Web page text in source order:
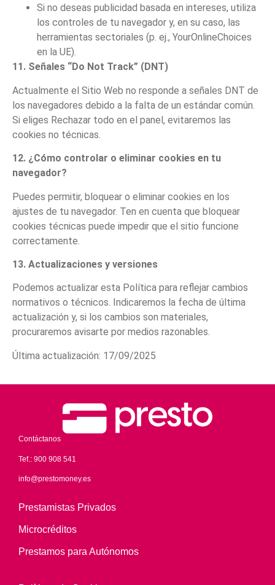
Si no deseas publicidad basada en intereses, utiliza
los controles de tu navegador y, en su caso, las
herramientas sectoriales (p. ej., YourOnlineChoices
en la UE).
11. Señales “Do Not Track” (DNT)
Actualmente el Sitio Web no responde a señales DNT de
los navegadores debido a la falta de un estándar común.
Si eliges Rechazar todo en el panel, evitaremos las
cookies no técnicas.
12. ¿Cómo controlar o eliminar cookies en tu
navegador?
Puedes permitir, bloquear o eliminar cookies en los
ajustes de tu navegador. Ten en cuenta que bloquear
cookies técnicas puede impedir que el sitio funcione
correctamente.
13. Actualizaciones y versiones
Podemos actualizar esta Política para reflejar cambios
normativos o técnicos. Indicaremos la fecha de última
actualización y, si los cambios son materiales,
procuraremos avisarte por medios razonables.
Última actualización: 17/09/2025
Contáctanos
Tef.: 900 908 541
info@prestomoney.es
Prestamistas Privados
Microcréditos
Prestamos para Autónomos